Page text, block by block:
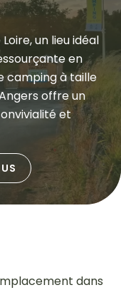
un lieu idéal
en
camping à taille
offre un
et
dans